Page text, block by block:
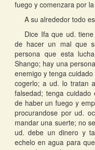
fuego y comenzara por
A su alrededor todo
Dice Ifa que ud.
de hacer un mal que
persona que esta
Shango; hay una
enemigo y tenga
cogerlo; a ud. lo tratan
falsedad; tenga
de haber un fuego y
procurandose por ud.
mandar una suerte; no
ud. debe un dinero y
echelo en agua para